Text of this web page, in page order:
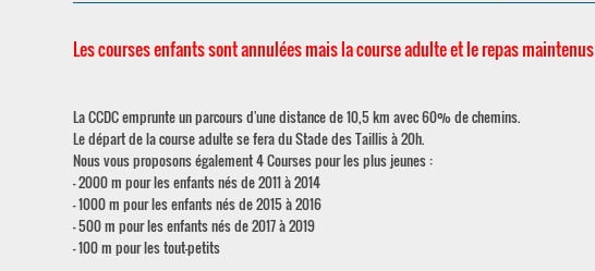
Les courses enfants sont annulées mais la course adulte et le repas maintenus
La CCDC emprunte un parcours d'une distance de 10,5 km avec 60% de chemins.
Le départ de la course adulte se fera du Stade des Taillis à 20h.
Nous vous proposons également 4 Courses pour les plus jeunes :
- 2000 m pour les enfants nés de 2011 à 2014
- 1000 m pour les enfants nés de 2015 à 2016
- 500 m pour les enfants nés de 2017 à 2019
- 100 m pour les tout-petits